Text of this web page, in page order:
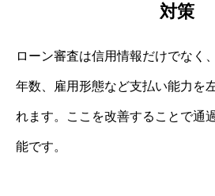
対策
ローン審査は信用情報だけでなく
年数、雇用形態など支払い能力を
れます。ここを改善することで通
能です。